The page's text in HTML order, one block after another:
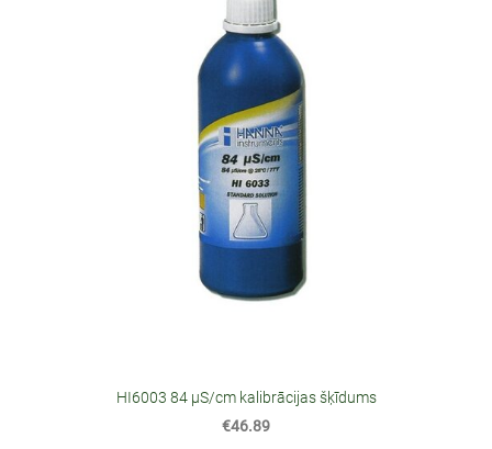
HI6003 84 µS/cm kalibrācijas šķīdums
€46.89